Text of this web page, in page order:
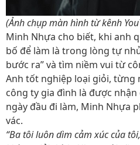
(Ảnh chụp màn hình từ kênh
Minh Nhựa cho biết, khi anh
bố để làm là trong lòng tự
bước ra” và tìm niềm vui từ
Anh tốt nghiệp loại giỏi, từng
công ty gia đình là được
ngày đầu đi làm, Minh Nhựa
vác.
“Ba tôi luôn dìm cảm xúc của